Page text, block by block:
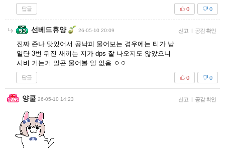
답글 0
0
선베드휴양 26-05-10 20:09 신고 | 공감 확인
진짜 존나 맛있어서 공낙피 물어보는 경우에는 티가 남
일단 3번 뒤진 새끼는 지가 dps 잘 나오지도 않았으니
시비 거는거 말곤 물어볼 일 없음 ㅇㅇ
답글 0
0
양쿨 26-05-10 14:23 신고 | 공감 확인